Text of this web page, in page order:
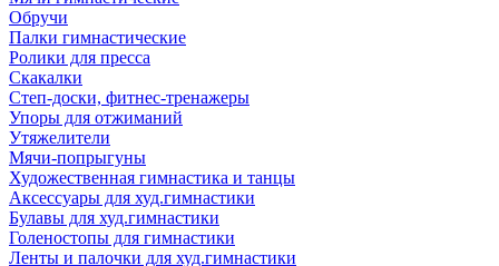
Обручи
Палки гимнастические
Ролики для пресса
Скакалки
Степ-доски, фитнес-тренажеры
Упоры для отжиманий
Утяжелители
Мячи-попрыгуны
Художественная гимнастика и танцы
Аксессуары для худ.гимнастики
Булавы для худ.гимнастики
Голеностопы для гимнастики
Ленты и палочки для худ.гимнастики